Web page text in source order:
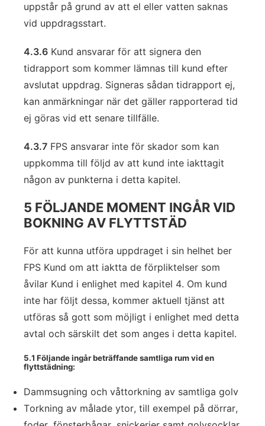
uppstår på grund av att el eller vatten saknas
vid uppdragsstart.
4.3.6 Kund ansvarar för att signera den
tidrapport som kommer lämnas till kund efter
avslutat uppdrag. Signeras sådan tidrapport ej,
kan anmärkningar när det gäller rapporterad tid
ej göras vid ett senare tillfälle.
4.3.7 FPS ansvarar inte för skador som kan
uppkomma till följd av att kund inte iakttagit
någon av punkterna i detta kapitel.
5 FÖLJANDE MOMENT INGÅR VID
BOKNING AV FLYTTSTÄD
För att kunna utföra uppdraget i sin helhet ber
FPS Kund om att iaktta de förpliktelser som
åvilar Kund i enlighet med kapitel 4. Om kund
inte har följt dessa, kommer aktuell tjänst att
utföras så gott som möjligt i enlighet med detta
avtal och särskilt det som anges i detta kapitel.
5.1 Följande ingår beträffande samtliga rum vid en
flyttstädning:
Dammsugning och våttorkning av samtliga golv
Torkning av målade ytor, till exempel på dörrar,